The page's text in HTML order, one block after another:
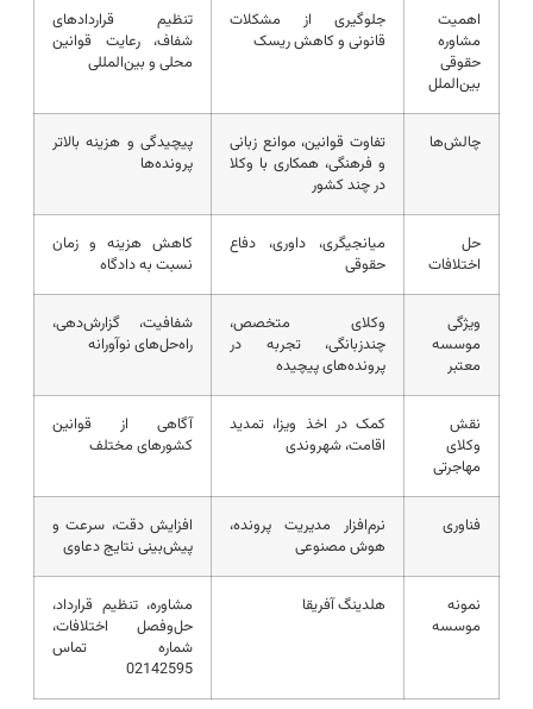
اهمیت
مشاوره
حقوقی
بین‌الملل
جلوگیری از مشکلات
قانونی و کاهش ریسک
تنظیم قراردادهای
شفاف، رعایت قوانین
محلی و بین‌المللی
چالش‌ها
تفاوت قوانین، موانع زبانی
و فرهنگی، همکاری با وکلا
در چند کشور
پیچیدگی و هزینه بالاتر
پرونده‌ها
حل
اختلافات
میانجیگری، داوری، دفاع
حقوقی
کاهش هزینه و زمان
نسبت به دادگاه
ویژگی
موسسه
معتبر
وکلای متخصص،
چندزبانگی، تجربه در
پرونده‌های پیچیده
شفافیت، گزارش‌دهی،
راه‌حل‌های نوآورانه
نقش
وکلای
مهاجرتی
کمک در اخذ ویزا، تمدید
اقامت، شهروندی
آگاهی از قوانین
کشورهای مختلف
فناوری
نرم‌افزار مدیریت پرونده،
هوش مصنوعی
افزایش دقت، سرعت و
پیش‌بینی نتایج دعاوی
نمونه
موسسه
هلدینگ آفریقا
مشاوره، تنظیم قرارداد،
حل‌وفصل اختلافات،
شماره تماس
02142595